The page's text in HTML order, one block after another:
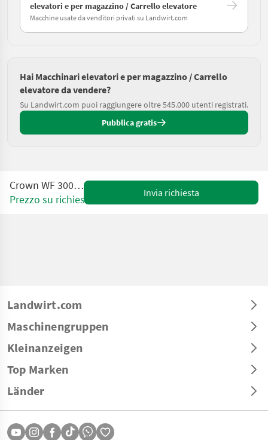
elevatori e per magazzino / Carrello elevatore
Macchine usate da venditori privati su Landwirt.com
Hai Macchinari elevatori e per magazzino / Carrello
elevatore da vendere?
Su Landwirt.com puoi raggiungere oltre 545.000 utenti registrati.
Pubblica gratis
Crown WF 3000 1.2 2600
Prezzo su richiesta
Invia richiesta
Landwirt.com
Maschinengruppen
Kleinanzeigen
Top Marken
Länder